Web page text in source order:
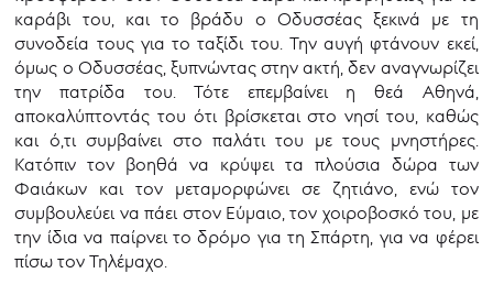
καράβι του, και το βράδυ ο Οδυσσέας ξεκινά με τη
συνοδεία τους για το ταξίδι του. Την αυγή φτάνουν εκεί,
όμως ο Οδυσσέας, ξυπνώντας στην ακτή, δεν αναγνωρίζει
την πατρίδα του. Τότε επεμβαίνει η θεά Αθηνά,
αποκαλύπτοντάς του ότι βρίσκεται στο νησί του, καθώς
και ό,τι συμβαίνει στο παλάτι του με τους μνηστήρες.
Κατόπιν τον βοηθά να κρύψει τα πλούσια δώρα των
Φαιάκων και τον μεταμορφώνει σε ζητιάνο, ενώ τον
συμβουλεύει να πάει στον Εύμαιο, τον χοιροβοσκό του, με
την ίδια να παίρνει το δρόμο για τη Σπάρτη, για να φέρει
πίσω τον Τηλέμαχο.